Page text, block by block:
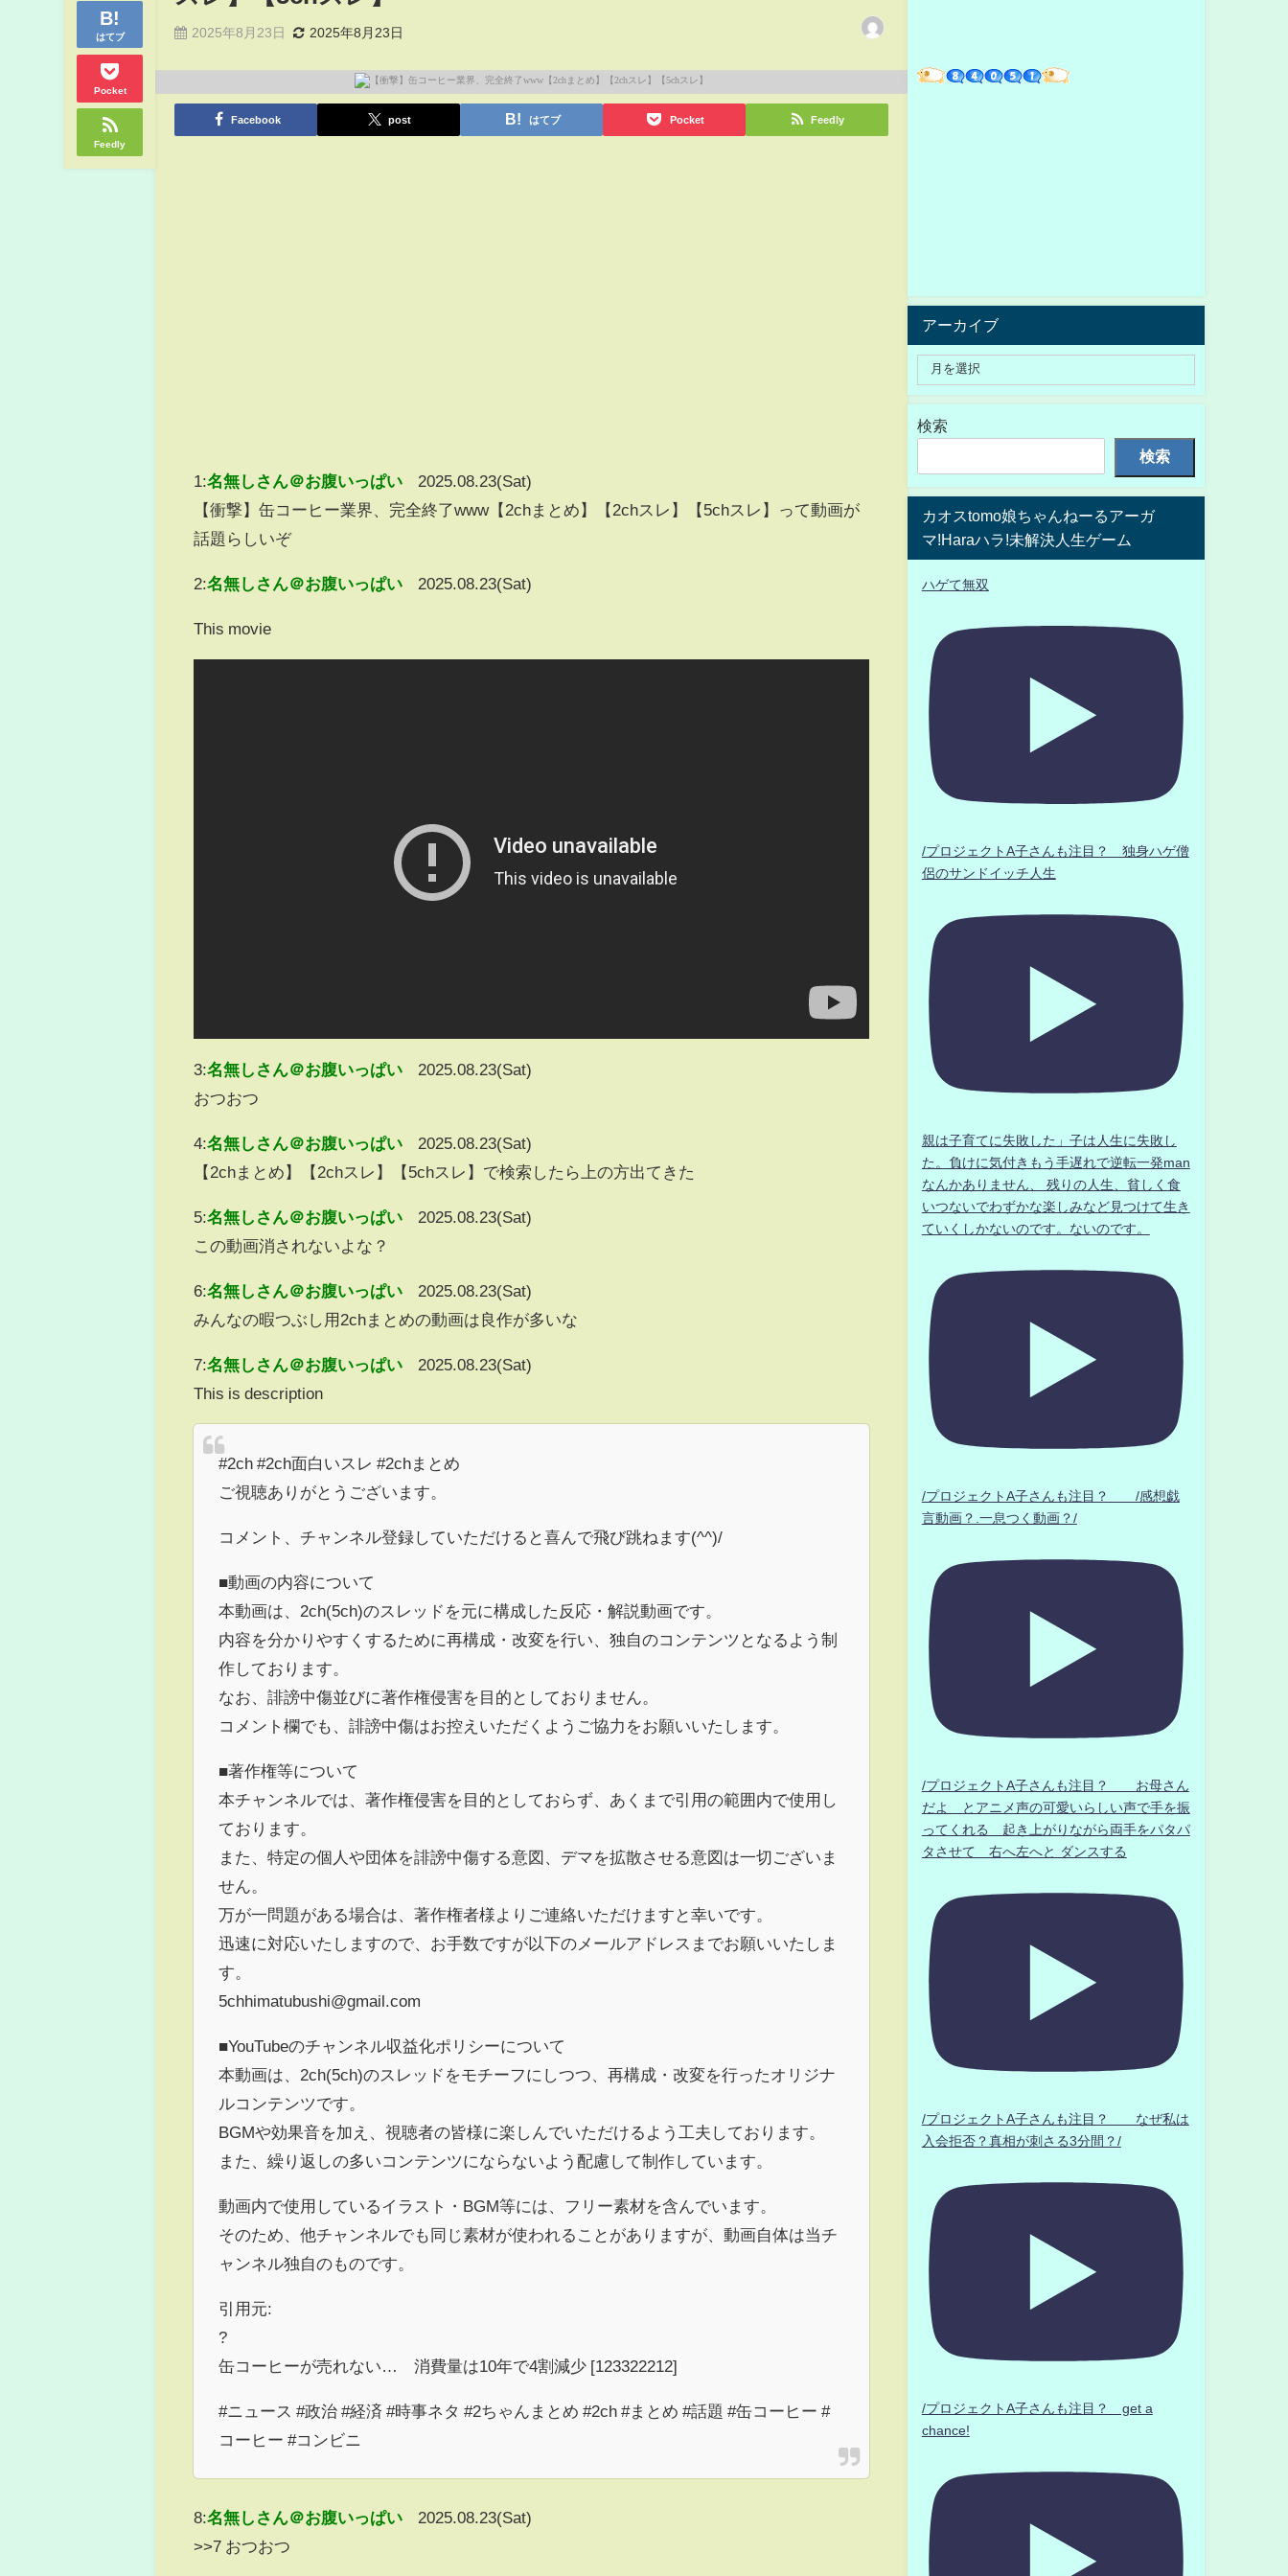
はてブ
Pocket
Feedly
2025年8月23日 2025年8月23日
Facebook post はてブ Pocket Feedly
1:名無しさん＠お腹いっぱい
2025.08.23(Sat)
【衝撃】缶コーヒー業界、完全終了www【2chまとめ】【2chスレ】【5chスレ】って動画が
話題らしいぞ
2:名無しさん＠お腹いっぱい 2025.08.23(Sat)
This movie
3:名無しさん＠お腹いっぱい
2025.08.23(Sat)
おつおつ
4:名無しさん＠お腹いっぱい
2025.08.23(Sat)
【2chまとめ】【2chスレ】【5chスレ】で検索したら上の方出てきた
5:名無しさん＠お腹いっぱい
2025.08.23(Sat)
この動画消されないよな？
6:名無しさん＠お腹いっぱい
2025.08.23(Sat)
みんなの暇つぶし用2chまとめの動画は良作が多いな
7:名無しさん＠お腹いっぱい
2025.08.23(Sat)
This is description
#2ch #2ch面白いスレ #2chまとめ
ご視聴ありがとうございます。
コメント、チャンネル登録していただけると喜んで飛び跳ねます(^^)/
■動画の内容について
本動画は、2ch(5ch)のスレッドを元に構成した反応・解説動画です。
内容を分かりやすくするために再構成・改変を行い、独自のコンテンツとなるよう制
作しております。
なお、誹謗中傷並びに著作権侵害を目的としておりません。
コメント欄でも、誹謗中傷はお控えいただくようご協力をお願いいたします。
■著作権等について
本チャンネルでは、著作権侵害を目的としておらず、あくまで引用の範囲内で使用し
ております。
また、特定の個人や団体を誹謗中傷する意図、デマを拡散させる意図は一切ございま
せん。
万が一問題がある場合は、著作権者様よりご連絡いただけますと幸いです。
迅速に対応いたしますので、お手数ですが以下のメールアドレスまでお願いいたしま
す。
5chhimatubushi@gmail.com
■YouTubeのチャンネル収益化ポリシーについて
本動画は、2ch(5ch)のスレッドをモチーフにしつつ、再構成・改変を行ったオリジナ
ルコンテンツです。
BGMや効果音を加え、視聴者の皆様に楽しんでいただけるよう工夫しております。
また、繰り返しの多いコンテンツにならないよう配慮して制作しています。
動画内で使用しているイラスト・BGM等には、フリー素材を含んでいます。
そのため、他チャンネルでも同じ素材が使われることがありますが、動画自体は当チ
ャンネル独自のものです。
引用元:
?
缶コーヒーが売れない… 消費量は10年で4割減少 [123322212]
#ニュース #政治 #経済 #時事ネタ #2ちゃんまとめ #2ch #まとめ #話題 #缶コーヒー #
コーヒー #コンビニ
8:名無しさん＠お腹いっぱい
2025.08.23(Sat)
>>7 おつおつ
アーカイブ
検索
検索
カオスtomo娘ちゃんねーるアーガ
マ!Haraハラ!未解決人生ゲーム
ハゲて無双
/プロジェクトA子さんも注目？ 独身ハゲ僧
侶のサンドイッチ人生
親は子育てに失敗した」子は人生に失敗し
た。負けに気付きもう手遅れで逆転一発man
なんかありません、 残りの人生、貧しく食
いつないでわずかな楽しみなど見つけて生き
ていくしかないのです。ないのです。
/プロジェクトA子さんも注目？ /感想戯
言動画？.一息つく動画？/
/プロジェクトA子さんも注目？ お母さん
だよ とアニメ声の可愛いらしい声で手を振
ってくれる 起き上がりながら両手をパタパ
タさせて 右へ左へと ダンスする
/プロジェクトA子さんも注目？ なぜ私は
入会拒否？真相が刺さる3分間？/
/プロジェクトA子さんも注目？ get a
chance!